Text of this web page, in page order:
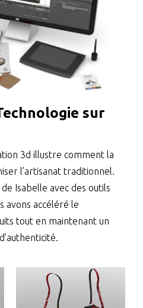
sur
3d illustre comment la
l’artisanat traditionnel.
Isabelle avec des outils
avons accéléré le
tout en maintenant un